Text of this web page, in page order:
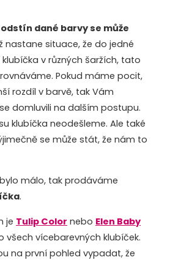
odstín dané barvy se může
nastane situace, že do jedné
v různých šaržích, tato
Pokud máme pocit,
rozdíl v barvě, tak Vám
domluvili na dalším postupu.
klubíčka neodešleme. Ale také
se může stát, že nám to
málo, tak prodáváme
.
je Tulip Color nebo Elen Baby
všech vícebarevných klubíček.
na první pohled vypadat, že